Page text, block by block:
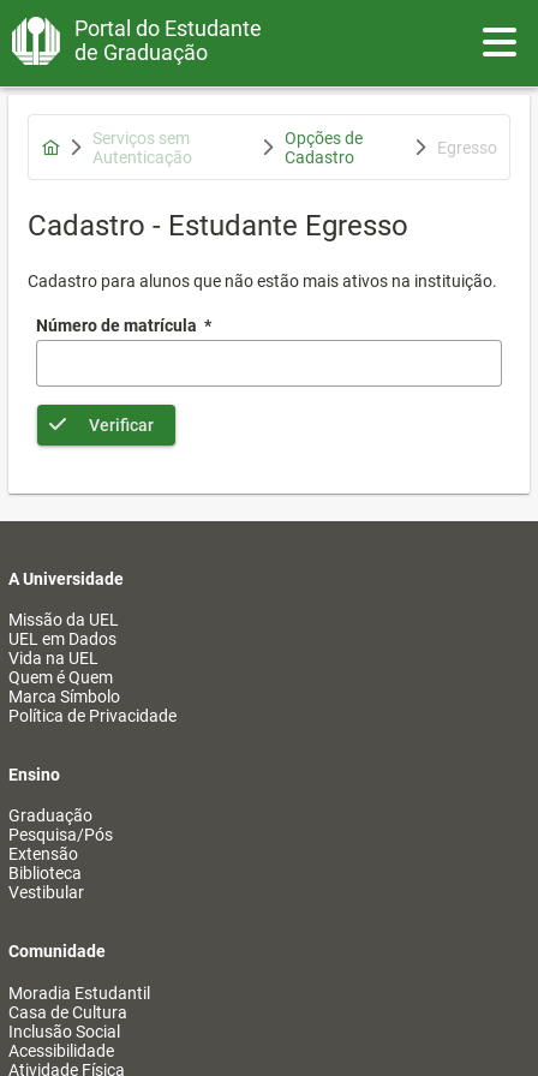
Portal do Estudante
de Graduação
Serviços sem
Autenticação
Opções de
Cadastro
Egresso
Cadastro - Estudante Egresso
Cadastro para alunos que não estão mais ativos na instituição.
Número de matrícula *
Verificar
A Universidade
Missão da UEL
UEL em Dados
Vida na UEL
Quem é Quem
Marca Símbolo
Política de Privacidade
Ensino
Graduação
Pesquisa/Pós
Extensão
Biblioteca
Vestibular
Comunidade
Moradia Estudantil
Casa de Cultura
Inclusão Social
Acessibilidade
Atividade Física